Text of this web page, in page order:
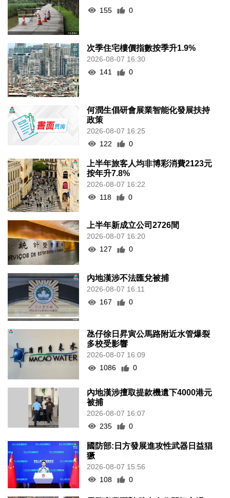
155
0
次季住宅樓價指數按季升1.9%
2026-08-07 16:30
141
0
何潤生倡研會展業智能化發展扶持
政策
2026-08-07 16:25
122
0
上半年旅客人均非博彩消費2123元
按年升7.8%
2026-08-07 16:22
118
0
上半年新成立公司2726間
2026-08-07 16:20
127
0
內地漢涉不法匯兌被捕
2026-08-07 16:11
167
0
氹仔徐日昇寅公馬路附近水管爆裂
多校受影響
2026-08-07 16:09
1086
0
內地漢涉擅取提款機遺下4000港元
被捕
2026-08-07 16:07
235
0
國防部:日方發展進攻性武器日益猖
獗
2026-08-07 15:56
108
0